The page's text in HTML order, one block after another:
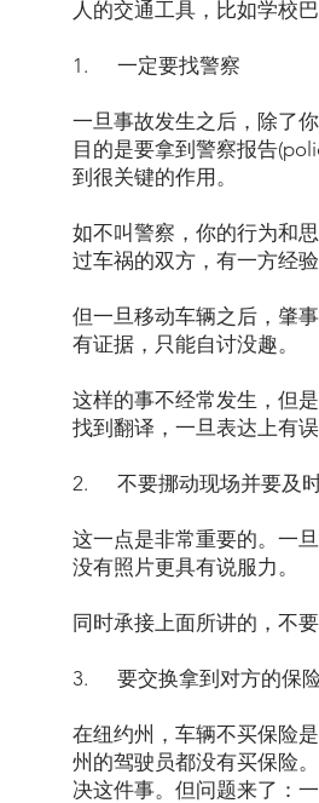
人的交通工具，比如学校
1. 一定要找警察
一旦事故发生之后，除了
目的是要拿到警察报告
到很关键的作用。
如不叫警察，你的行为和
过车祸的双方，有一方经
但一旦移动车辆之后，肇
有证据，只能自讨没趣。
这样的事不经常发生，但
找到翻译，一旦表达上有
2. 不要挪动现场并要及
这一点是非常重要的。一
没有照片更具有说服力。
同时承接上面所讲的，不
3. 要交换拿到对方的保
在纽约州，车辆不买保险
州的驾驶员都没有买保险
决这件事。但问题来了：